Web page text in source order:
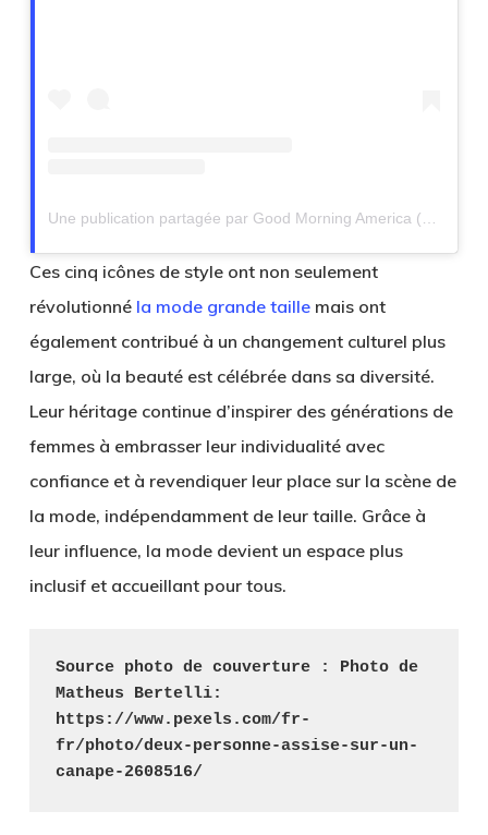
Ces cinq icônes de style ont non seulement
révolutionné la mode grande taillemais ont
également contribué à un changement culturel plus
large, où la beauté est célébrée dans sa diversité.
Leur héritage continue d’inspirer des générations de
femmes à embrasser leur individualité avec
confiance et à revendiquer leur place sur la scène de
la mode, indépendamment de leur taille. Grâce à
leur influence, la mode devient un espace plus
inclusif et accueillant pour tous.
Source photo de couverture : Photo de
Matheus Bertelli:
https://www.pexels.com/fr-
fr/photo/deux-personne-assise-sur-un-
canape-2608516/